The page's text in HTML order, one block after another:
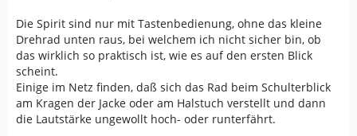
Die Spirit sind nur mit Tastenbedienung, ohne das kleine
Drehrad unten raus, bei welchem ich nicht sicher bin, ob
das wirklich so praktisch ist, wie es auf den ersten Blick
scheint.
Einige im Netz finden, daß sich das Rad beim Schulterblick
am Kragen der Jacke oder am Halstuch verstellt und dann
die Lautstärke ungewollt hoch- oder runterfährt.